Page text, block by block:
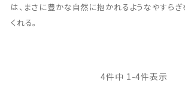
は、まさに豊かな自然に抱かれるようなやすらぎ
くれる。
4件中 1 -4件表示